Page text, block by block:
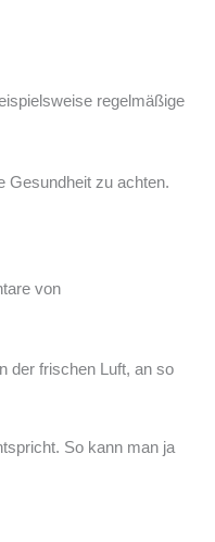
regelmäßige
Gesundheit zu achten.
von
der frischen Luft, an so
So kann man ja